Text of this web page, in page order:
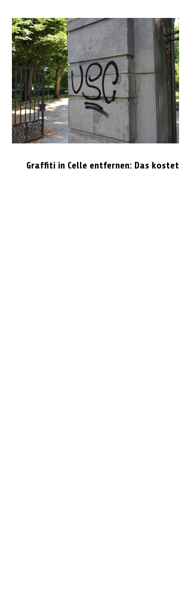
Graffiti in Celle entfernen: Das kostet es